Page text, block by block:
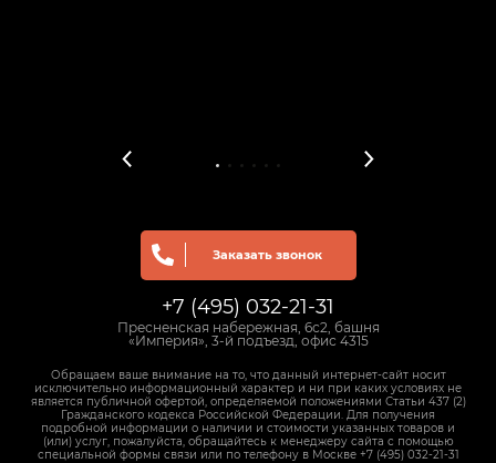
Заказать звонок
+7 (495) 032-21-31
Пресненская набережная, 6с2, башня
«Империя», 3-й подъезд, офис 4315
Обращаем ваше внимание на то, что данный интернет-сайт носит
исключительно информационный характер и ни при каких условиях не
является публичной офертой, определяемой положениями Статьи 437 (2)
Гражданского кодекса Российской Федерации. Для получения
подробной информации о наличии и стоимости указанных товаров и
(или) услуг, пожалуйста, обращайтесь к менеджеру сайта с помощью
специальной формы связи или по телефону в Москве +7 (495) 032-21-31